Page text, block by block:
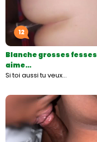
12
Blanche grosses fesses
aime…
Si toi aussi tu veux…